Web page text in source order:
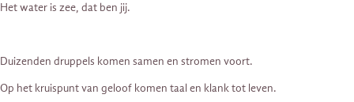
Het water is zee, dat ben jij.
Duizenden druppels komen samen en stromen voort.
Op het kruispunt van geloof komen taal en klank tot leven.